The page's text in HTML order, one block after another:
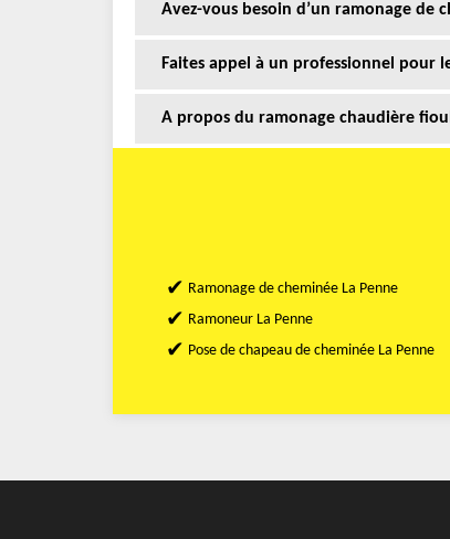
Avez-vous besoin d’un ramonage de
Faites appel à un professionnel pour
A propos du ramonage chaudière
Ramonage de cheminée La Penne
Ramoneur La Penne
Pose de chapeau de cheminée La Penne